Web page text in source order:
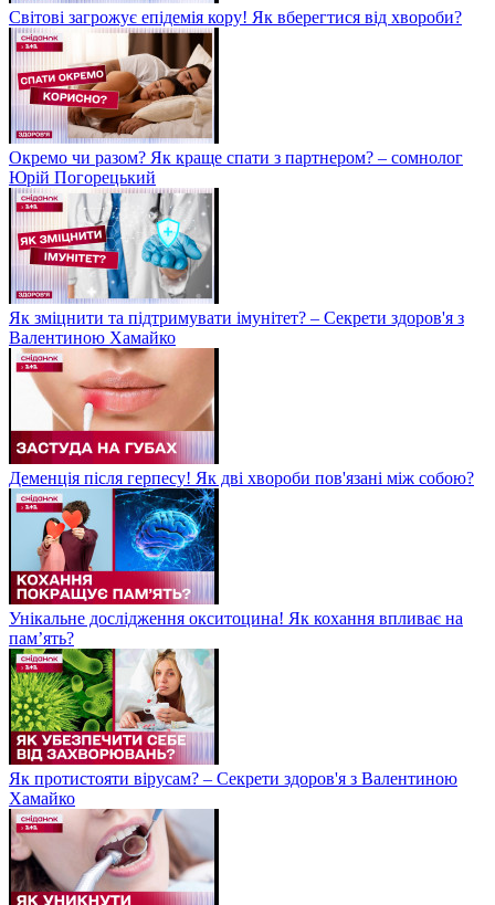
Світові загрожує епідемія кору! Як вберегтися від хвороби?
Окремо чи разом? Як краще спати з партнером? – сомнолог
Юрій Погорецький
Як зміцнити та підтримувати імунітет? – Секрети здоров'я з
Валентиною Хамайко
Деменція після герпесу! Як дві хвороби пов'язані між собою?
Унікальне дослідження окситоцина! Як кохання впливає на
пам’ять?
Як протистояти вірусам? – Секрети здоров'я з Валентиною
Хамайко